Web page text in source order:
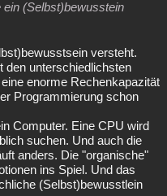
(Selbst)bewusstein
versteht.
den unterschiedlichsten
enorme Rechenkapazität
Programmierung schon
Computer. Eine CPU wird
suchen. Und auch die
anders. Die "organische"
ins Spiel. Und das
(Selbst)bewusstlein